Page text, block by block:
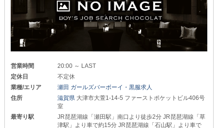
営業時間
20:00 ～ LAST
定休日
不定休
業種/エリア
瀬田 ガールズバーボーイ・黒服求人
住所
滋賀県 大津市大萱1-14-5 ファーストポケットビル406号
室
最寄り駅
JR琵琶湖線「瀬田駅」南口より徒歩2分 JR琵琶湖線「草
津駅」より車で約15分 JR琵琶湖線「石山駅」より車で